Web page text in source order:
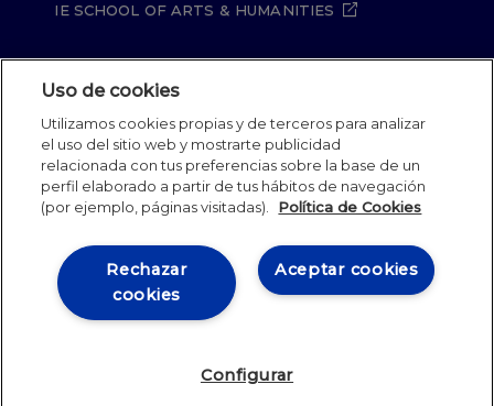
IE SCHOOL OF ARTS & HUMANITIES
Aviso legal
Política de Cookies
Política de seguridad
Student Academic Standards
Canal Compliance
Site Map
IE University 2026
Uso de cookies
Utilizamos cookies propias y de terceros para analizar
el uso del sitio web y mostrarte publicidad
relacionada con tus preferencias sobre la base de un
perfil elaborado a partir de tus hábitos de navegación
(por ejemplo, páginas visitadas).
Política de Cookies
Aceptar cookies
Rechazar
cookies
Configurar